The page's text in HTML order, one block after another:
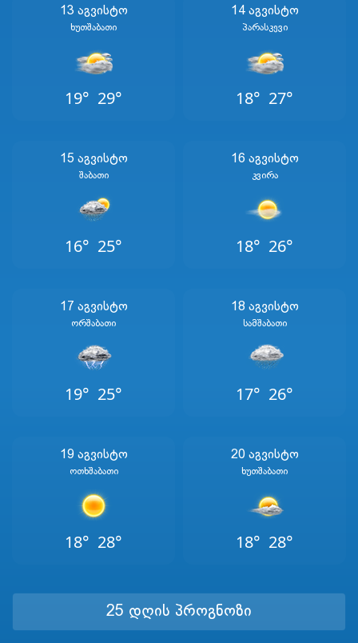
13 Აგვისტო
Ხუთშაბათი
19° 29°
14 Აგვისტო
Პარასკევი
18° 27°
15 Აგვისტო
Შაბათი
16° 25°
16 Აგვისტო
Კვირა
18° 26°
17 Აგვისტო
Ორშაბათი
19° 25°
18 Აგვისტო
Სამშაბათი
17° 26°
19 Აგვისტო
Ოთხშაბათი
18° 28°
20 Აგვისტო
Ხუთშაბათი
18° 28°
25 დღის პროგნოზი